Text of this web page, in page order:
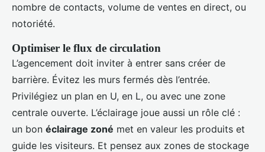
nombre de contacts, volume de ventes en direct, ou
notoriété.
Optimiser le flux de circulation
L’agencement doit inviter à entrer sans créer de
barrière. Évitez les murs fermés dès l’entrée.
Privilégiez un plan en U, en L, ou avec une zone
centrale ouverte. L’éclairage joue aussi un rôle clé :
un bon éclairage zoné met en valeur les produits et
guide les visiteurs. Et pensez aux zones de stockage